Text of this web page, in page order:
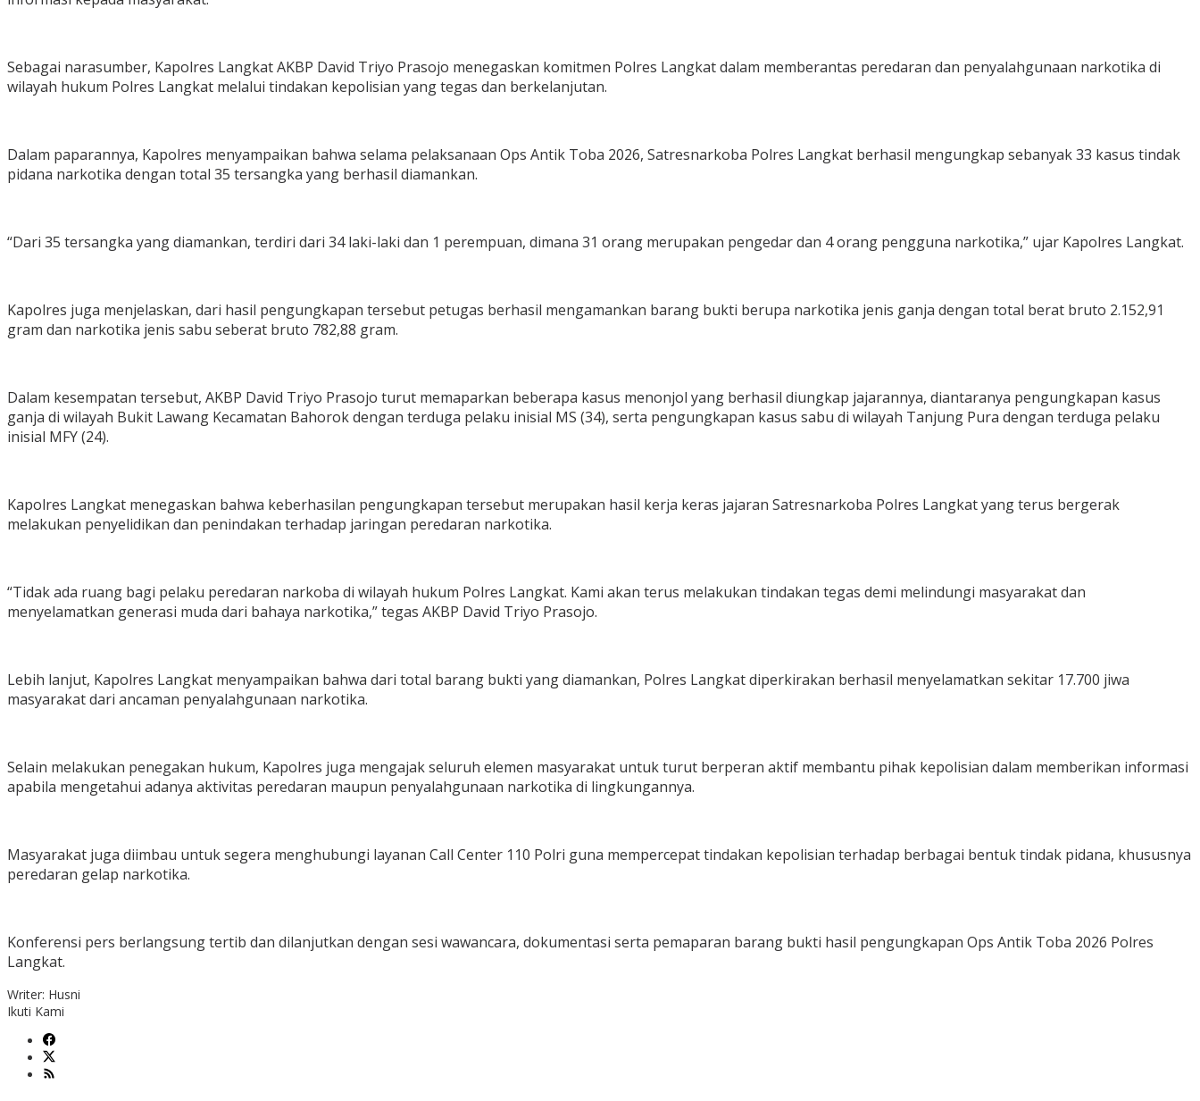
Sebagai narasumber, Kapolres Langkat AKBP David Triyo Prasojo menegaskan komitmen Polres Langkat dalam memberantas peredaran dan penyalahgunaan narkotika di
wilayah hukum Polres Langkat melalui tindakan kepolisian yang tegas dan berkelanjutan.
Dalam paparannya, Kapolres menyampaikan bahwa selama pelaksanaan Ops Antik Toba 2026, Satresnarkoba Polres Langkat berhasil mengungkap sebanyak 33 kasus tindak
pidana narkotika dengan total 35 tersangka yang berhasil diamankan.
“Dari 35 tersangka yang diamankan, terdiri dari 34 laki-laki dan 1 perempuan, dimana 31 orang merupakan pengedar dan 4 orang pengguna narkotika,” ujar Kapolres Langkat.
Kapolres juga menjelaskan, dari hasil pengungkapan tersebut petugas berhasil mengamankan barang bukti berupa narkotika jenis ganja dengan total berat bruto 2.152,91
gram dan narkotika jenis sabu seberat bruto 782,88 gram.
Dalam kesempatan tersebut, AKBP David Triyo Prasojo turut memaparkan beberapa kasus menonjol yang berhasil diungkap jajarannya, diantaranya pengungkapan kasus
ganja di wilayah Bukit Lawang Kecamatan Bahorok dengan terduga pelaku inisial MS (34), serta pengungkapan kasus sabu di wilayah Tanjung Pura dengan terduga pelaku
inisial MFY (24).
Kapolres Langkat menegaskan bahwa keberhasilan pengungkapan tersebut merupakan hasil kerja keras jajaran Satresnarkoba Polres Langkat yang terus bergerak
melakukan penyelidikan dan penindakan terhadap jaringan peredaran narkotika.
“Tidak ada ruang bagi pelaku peredaran narkoba di wilayah hukum Polres Langkat. Kami akan terus melakukan tindakan tegas demi melindungi masyarakat dan
menyelamatkan generasi muda dari bahaya narkotika,” tegas AKBP David Triyo Prasojo.
Lebih lanjut, Kapolres Langkat menyampaikan bahwa dari total barang bukti yang diamankan, Polres Langkat diperkirakan berhasil menyelamatkan sekitar 17.700 jiwa
masyarakat dari ancaman penyalahgunaan narkotika.
Selain melakukan penegakan hukum, Kapolres juga mengajak seluruh elemen masyarakat untuk turut berperan aktif membantu pihak kepolisian dalam memberikan informasi
apabila mengetahui adanya aktivitas peredaran maupun penyalahgunaan narkotika di lingkungannya.
Masyarakat juga diimbau untuk segera menghubungi layanan Call Center 110 Polri guna mempercepat tindakan kepolisian terhadap berbagai bentuk tindak pidana, khususnya
peredaran gelap narkotika.
Konferensi pers berlangsung tertib dan dilanjutkan dengan sesi wawancara, dokumentasi serta pemaparan barang bukti hasil pengungkapan Ops Antik Toba 2026 Polres
Langkat.
Writer: Husni
Ikuti Kami